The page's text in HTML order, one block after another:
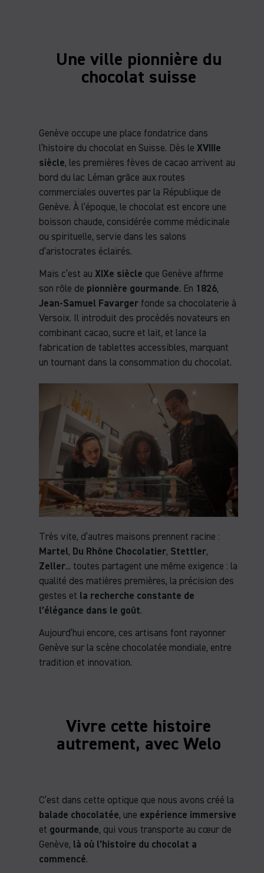
Une ville pionnière du
chocolat suisse
Genève occupe une place fondatrice dans
l’histoire du chocolat en Suisse. Dès le XVIIIe
siècle, les premières fèves de cacao arrivent au
bord du lac Léman grâce aux routes
commerciales ouvertes par la République de
Genève. À l’époque, le chocolat est encore une
boisson chaude, considérée comme médicinale
ou spirituelle, servie dans les salons
d’aristocrates éclairés.
Mais c’est au XIXe siècle que Genève affirme
son rôle de pionnière gourmande. En 1826,
Jean-Samuel Favarger fonde sa chocolaterie à
Versoix. Il introduit des procédés novateurs en
combinant cacao, sucre et lait, et lance la
fabrication de tablettes accessibles, marquant
un tournant dans la consommation du chocolat.
Très vite, d’autres maisons prennent racine :
Martel, Du Rhône Chocolatier, Stettler,
Zeller... toutes partagent une même exigence : la
qualité des matières premières, la précision des
gestes et la recherche constante de
l’élégance dans le goût.
Aujourd’hui encore, ces artisans font rayonner
Genève sur la scène chocolatée mondiale, entre
tradition et innovation.
Vivre cette histoire
autrement, avec Welo
C’est dans cette optique que nous avons créé la
balade chocolatée, une expérience immersive
et gourmande, qui vous transporte au cœur de
Genève, là où l’histoire du chocolat a
commencé.